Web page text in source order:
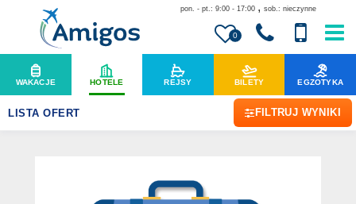
0
pon. - pt.: 9:00 - 17:00 , sob.: nieczynne
WAKACJE HOTELE REJSY BILETY EGZOTYKA
LISTA OFERT FILTRUJ WYNIKI